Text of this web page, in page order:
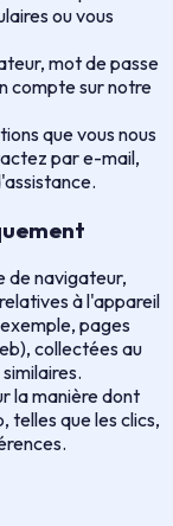
ou vous
mot de passe
compte sur notre
que vous nous
par e-mail,
de navigateur,
à l'appareil
pages
collectées au
la manière dont
telles que les clics,